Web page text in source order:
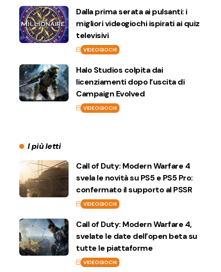
Dalla prima serata ai pulsanti: i
migliori videogiochi ispirati ai quiz
televisivi
VIDEOGIOCHI
Halo Studios colpita dai
licenziamenti dopo l’uscita di
Campaign Evolved
VIDEOGIOCHI
I più letti
Call of Duty: Modern Warfare 4
svela le novità su PS5 e PS5 Pro:
confermato il supporto al PSSR
VIDEOGIOCHI
Call of Duty: Modern Warfare 4,
svelate le date dell’open beta su
tutte le piattaforme
VIDEOGIOCHI